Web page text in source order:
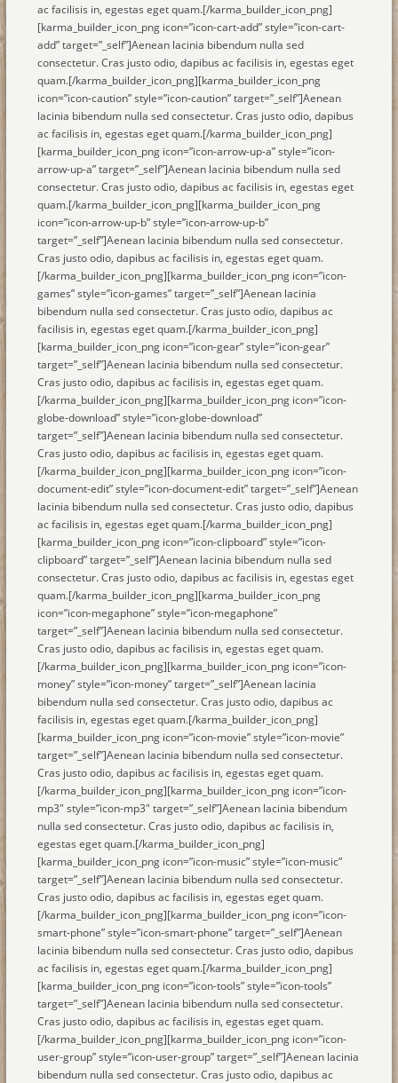
ac facilisis in, egestas eget quam.[/karma_builder_icon_png]
[karma_builder_icon_png icon=”icon-cart-add” style=”icon-cart-
add” target=”_self”]Aenean lacinia bibendum nulla sed
consectetur. Cras justo odio, dapibus ac facilisis in, egestas eget
quam.[/karma_builder_icon_png][karma_builder_icon_png
icon=”icon-caution” style=”icon-caution” target=”_self”]Aenean
lacinia bibendum nulla sed consectetur. Cras justo odio, dapibus
ac facilisis in, egestas eget quam.[/karma_builder_icon_png]
[karma_builder_icon_png icon=”icon-arrow-up-a” style=”icon-
arrow-up-a” target=”_self”]Aenean lacinia bibendum nulla sed
consectetur. Cras justo odio, dapibus ac facilisis in, egestas eget
quam.[/karma_builder_icon_png][karma_builder_icon_png
icon=”icon-arrow-up-b” style=”icon-arrow-up-b”
target=”_self”]Aenean lacinia bibendum nulla sed consectetur.
Cras justo odio, dapibus ac facilisis in, egestas eget quam.
[/karma_builder_icon_png][karma_builder_icon_png icon=”icon-
games” style=”icon-games” target=”_self”]Aenean lacinia
bibendum nulla sed consectetur. Cras justo odio, dapibus ac
facilisis in, egestas eget quam.[/karma_builder_icon_png]
[karma_builder_icon_png icon=”icon-gear” style=”icon-gear”
target=”_self”]Aenean lacinia bibendum nulla sed consectetur.
Cras justo odio, dapibus ac facilisis in, egestas eget quam.
[/karma_builder_icon_png][karma_builder_icon_png icon=”icon-
globe-download” style=”icon-globe-download”
target=”_self”]Aenean lacinia bibendum nulla sed consectetur.
Cras justo odio, dapibus ac facilisis in, egestas eget quam.
[/karma_builder_icon_png][karma_builder_icon_png icon=”icon-
document-edit” style=”icon-document-edit” target=”_self”]Aenean
lacinia bibendum nulla sed consectetur. Cras justo odio, dapibus
ac facilisis in, egestas eget quam.[/karma_builder_icon_png]
[karma_builder_icon_png icon=”icon-clipboard” style=”icon-
clipboard” target=”_self”]Aenean lacinia bibendum nulla sed
consectetur. Cras justo odio, dapibus ac facilisis in, egestas eget
quam.[/karma_builder_icon_png][karma_builder_icon_png
icon=”icon-megaphone” style=”icon-megaphone”
target=”_self”]Aenean lacinia bibendum nulla sed consectetur.
Cras justo odio, dapibus ac facilisis in, egestas eget quam.
[/karma_builder_icon_png][karma_builder_icon_png icon=”icon-
money” style=”icon-money” target=”_self”]Aenean lacinia
bibendum nulla sed consectetur. Cras justo odio, dapibus ac
facilisis in, egestas eget quam.[/karma_builder_icon_png]
[karma_builder_icon_png icon=”icon-movie” style=”icon-movie”
target=”_self”]Aenean lacinia bibendum nulla sed consectetur.
Cras justo odio, dapibus ac facilisis in, egestas eget quam.
[/karma_builder_icon_png][karma_builder_icon_png icon=”icon-
mp3″ style=”icon-mp3″ target=”_self”]Aenean lacinia bibendum
nulla sed consectetur. Cras justo odio, dapibus ac facilisis in,
egestas eget quam.[/karma_builder_icon_png]
[karma_builder_icon_png icon=”icon-music” style=”icon-music”
target=”_self”]Aenean lacinia bibendum nulla sed consectetur.
Cras justo odio, dapibus ac facilisis in, egestas eget quam.
[/karma_builder_icon_png][karma_builder_icon_png icon=”icon-
smart-phone” style=”icon-smart-phone” target=”_self”]Aenean
lacinia bibendum nulla sed consectetur. Cras justo odio, dapibus
ac facilisis in, egestas eget quam.[/karma_builder_icon_png]
[karma_builder_icon_png icon=”icon-tools” style=”icon-tools”
target=”_self”]Aenean lacinia bibendum nulla sed consectetur.
Cras justo odio, dapibus ac facilisis in, egestas eget quam.
[/karma_builder_icon_png][karma_builder_icon_png icon=”icon-
user-group” style=”icon-user-group” target=”_self”]Aenean lacinia
bibendum nulla sed consectetur. Cras justo odio, dapibus ac